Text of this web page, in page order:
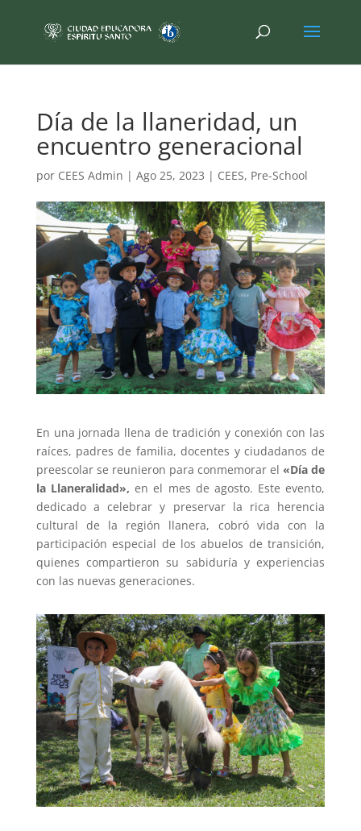
Día de la llaneridad, un
encuentro generacional
por CEES Admin | Ago 25, 2023 | CEES, Pre-School
En una jornada llena de tradición y conexión con las
raíces, padres de familia, docentes y ciudadanos de
preescolar se reunieron para conmemorar el «Día de
la Llaneralidad»,en el mes de agosto. Este evento,
dedicado a celebrar y preservar la rica herencia
cultural de la región llanera, cobró vida con la
participación especial de los abuelos de transición,
quienes compartieron su sabiduría y experiencias
con las nuevas generaciones.